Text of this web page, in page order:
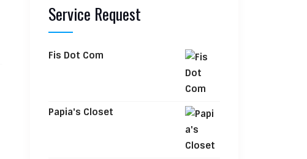
Service Request
Fis Dot Com
Papia's Closet